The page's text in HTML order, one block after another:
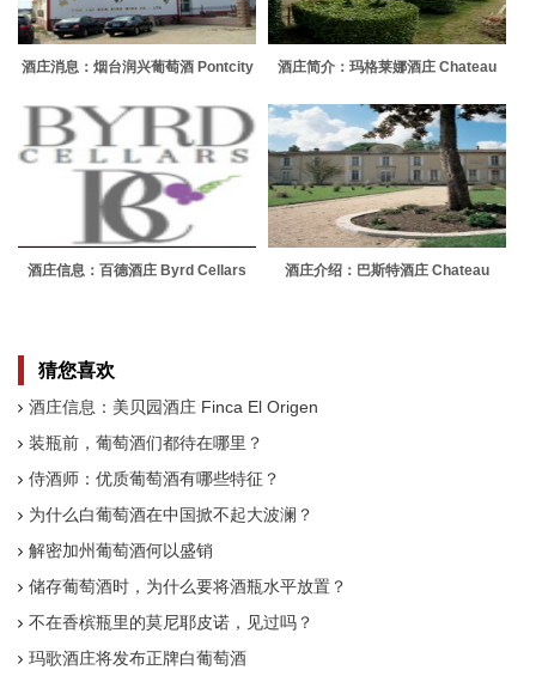
酒庄消息：烟台润兴葡萄酒 Pontcity
酒庄简介：玛格莱娜酒庄 Chateau
酒庄信息：百德酒庄 Byrd Cellars
酒庄介绍：巴斯特酒庄 Chateau
猜您喜欢
酒庄信息：美贝园酒庄 Finca El Origen
装瓶前，葡萄酒们都待在哪里？
侍酒师：优质葡萄酒有哪些特征？
为什么白葡萄酒在中国掀不起大波澜？
解密加州葡萄酒何以盛销
储存葡萄酒时，为什么要将酒瓶水平放置？
不在香槟瓶里的莫尼耶皮诺，见过吗？
玛歌酒庄将发布正牌白葡萄酒